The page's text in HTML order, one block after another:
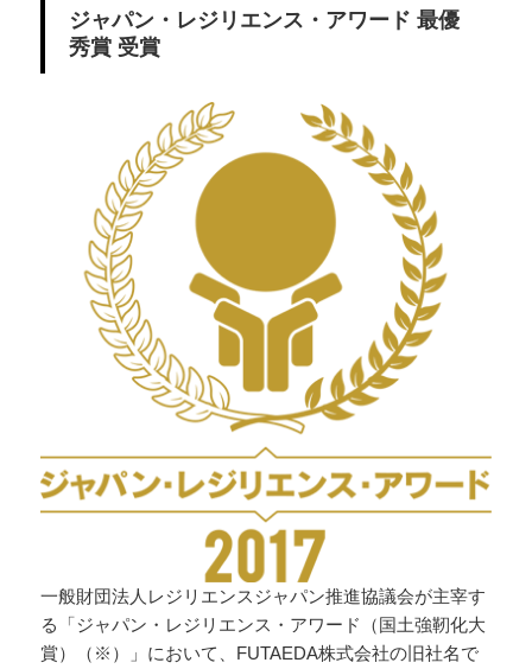
ジャパン・レジリエンス・アワード 最優
秀賞 受賞
一般財団法人レジリエンスジャパン推進協議会が主宰す
る「ジャパン・レジリエンス・アワード（国土強靭化大
賞）（※）」において、FUTAEDA株式会社の旧社名で